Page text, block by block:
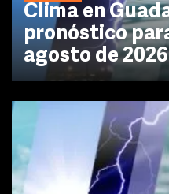
Clima en
pronóstico
agosto de 2026